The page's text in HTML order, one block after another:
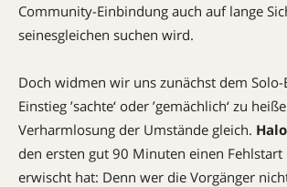
Community-­Einbindung auch auf lange
seinesgleichen suchen wird.
Doch widmen wir uns zunächst dem Solo-
Einstieg ’sachte‘ oder ’gemächlich‘ zu
Verharmlosung der Umstände gleich.
den ersten gut 90 Minuten einen
erwischt hat: Denn wer die Vorgänger